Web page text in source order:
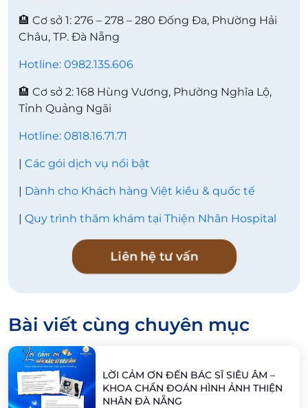
🏨 Cơ sở 1: 276 – 278 – 280 Đống Đa, Phường Hải
Châu, TP. Đà Nẵng
Hotline: 0982.135.606
🏨 Cơ sở 2: 168 Hùng Vương, Phường Nghĩa Lộ,
Tỉnh Quảng Ngãi
Hotline: 0818.16.71.71
| Các gói dịch vụ nổi bật
| Dành cho Khách hàng Việt kiều & quốc tế
| Quy trình thăm khám tại Thiện Nhân Hospital
Liên hệ tư vấn
Bài viết cùng chuyên mục
LỜI CẢM ƠN ĐẾN BÁC SĨ SIÊU ÂM –
KHOA CHẨN ĐOÁN HÌNH ẢNH THIỆN
NHÂN ĐÀ NẴNG